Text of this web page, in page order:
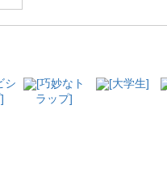
シ
[巧妙なト
ラップ]
[大学生]